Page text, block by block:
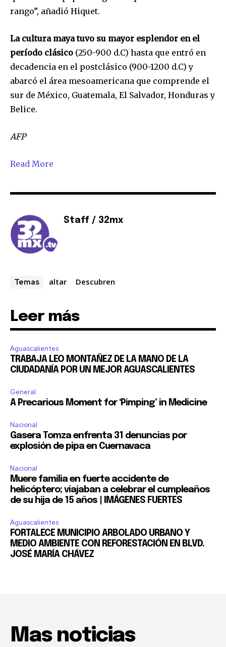
rango”, añadió Hiquet.
La cultura maya tuvo su mayor esplendor en el
período clásico (250-900 d.C) hasta que entró en
decadencia en el postclásico (900-1200 d.C) y
abarcó el área mesoamericana que comprende el
sur de México, Guatemala, El Salvador, Honduras y
Belice.
AFP
Read More
Staff / 32mx
Temas altar Descubren
Leer más
Aguascalientes
TRABAJA LEO MONTAÑEZ DE LA MANO DE LA
CIUDADANÍA POR UN MEJOR AGUASCALIENTES
General
A Precarious Moment for ‘Pimping’ in Medicine
Nacional
Gasera Tomza enfrenta 31 denuncias por
explosión de pipa en Cuernavaca
Nacional
Muere familia en fuerte accidente de
helicóptero; viajaban a celebrar el cumpleaños
de su hija de 15 años | IMÁGENES FUERTES
Aguascalientes
FORTALECE MUNICIPIO ARBOLADO URBANO Y
MEDIO AMBIENTE CON REFORESTACIÓN EN BLVD.
JOSÉ MARÍA CHÁVEZ
Mas noticias